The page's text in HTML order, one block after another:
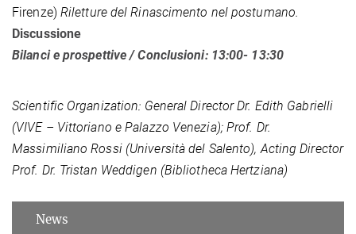
Firenze) Riletture del Rinascimento nel postumano.
Discussione
Bilanci e prospettive / Conclusioni: 13:00- 13:30
Scientific Organization: General Director Dr. Edith Gabrielli
(VIVE – Vittoriano e Palazzo Venezia); Prof. Dr.
Massimiliano Rossi (Università del Salento), Acting Director
Prof. Dr. Tristan Weddigen (Bibliotheca Hertziana)
News